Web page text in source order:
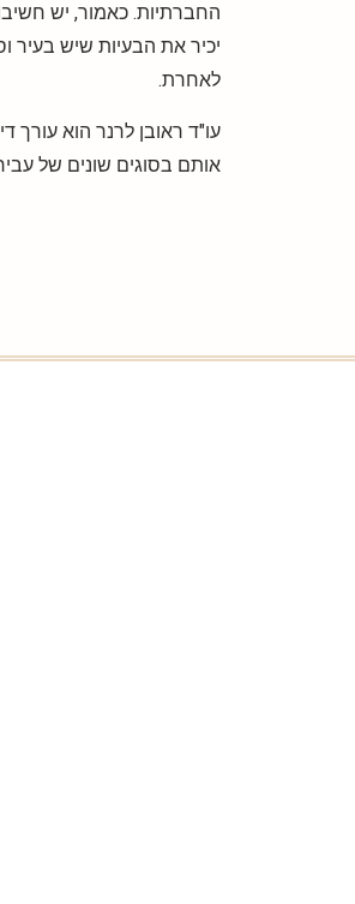
החברתיות. כאמור, יש
יכיר את הבעיות שיש בעיר
לאחרת.
עו"ד ראובן לרנר הוא עורך
אותם בסוגים שונים של